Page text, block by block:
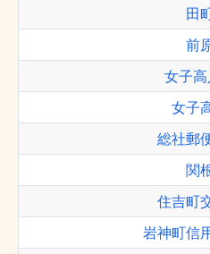
田
前
女子高
女子
総社郵
関
住吉町
岩神町信